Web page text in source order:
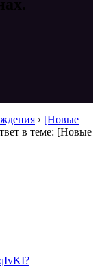
› [Новые
в теме: [Новые